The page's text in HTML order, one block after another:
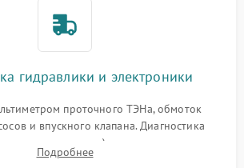
гидравлики и электроники
проточного ТЭНа, обмоток
и впускного клапана. Диагностика
уровня воды), датчика мутности,
и электронного модуля управления.
Подробнее